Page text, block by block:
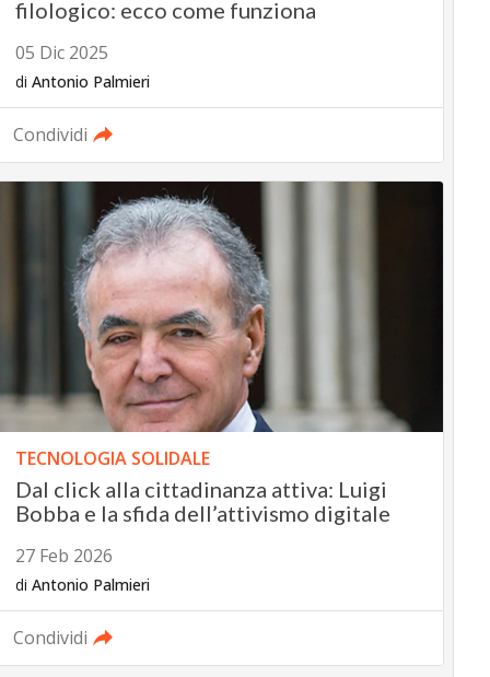
filologico: ecco come funziona
05 Dic 2025
di Antonio Palmieri
Condividi
TECNOLOGIA SOLIDALE
Dal click alla cittadinanza attiva: Luigi
Bobba e la sfida dell’attivismo digitale
27 Feb 2026
di Antonio Palmieri
Condividi